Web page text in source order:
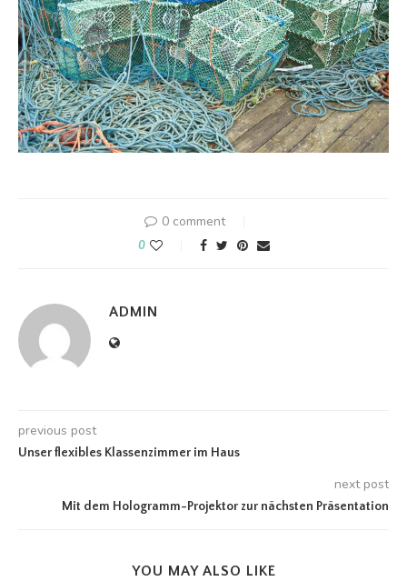
0 comment
0
ADMIN
previous post
Unser flexibles Klassenzimmer im Haus
next post
Mit dem Hologramm-Projektor zur nächsten Präsentation
YOU MAY ALSO LIKE